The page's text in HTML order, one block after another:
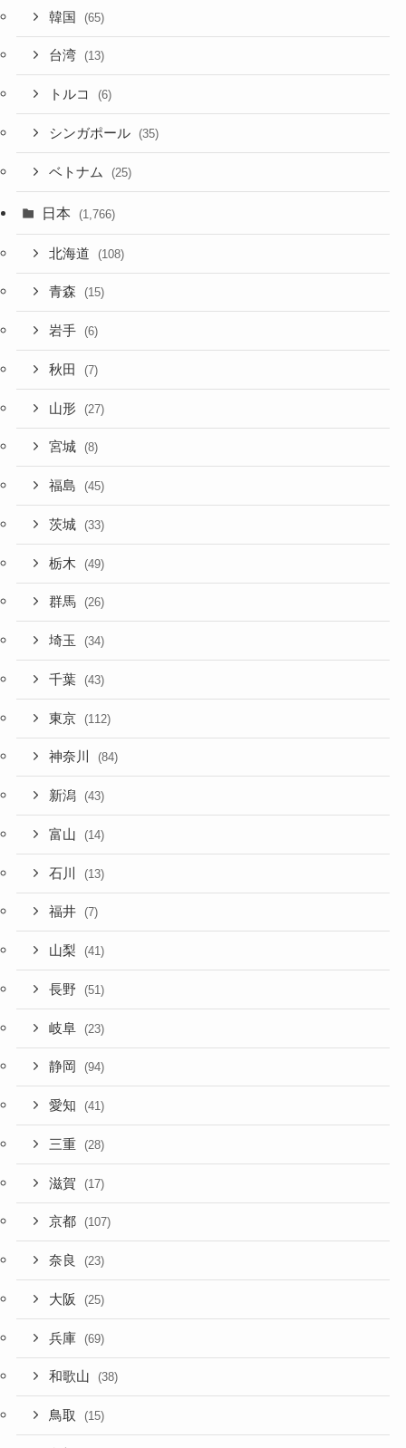
韓国 (65)
台湾 (13)
トルコ (6)
シンガポール (35)
ベトナム (25)
日本 (1,766)
北海道 (108)
青森 (15)
岩手 (6)
秋田 (7)
山形 (27)
宮城 (8)
福島 (45)
茨城 (33)
栃木 (49)
群馬 (26)
埼玉 (34)
千葉 (43)
東京 (112)
神奈川 (84)
新潟 (43)
富山 (14)
石川 (13)
福井 (7)
山梨 (41)
長野 (51)
岐阜 (23)
静岡 (94)
愛知 (41)
三重 (28)
滋賀 (17)
京都 (107)
奈良 (23)
大阪 (25)
兵庫 (69)
和歌山 (38)
鳥取 (15)